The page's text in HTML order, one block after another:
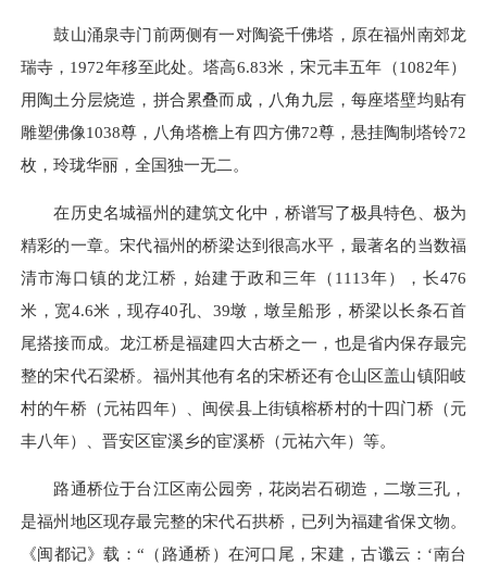
鼓山涌泉寺门前两侧有一对陶瓷千佛塔，原在福州南郊龙
瑞寺，1972年移至此处。塔高6.83米，宋元丰五年（1082年）
用陶土分层烧造，拼合累叠而成，八角九层，每座塔壁均贴有
雕塑佛像1038尊，八角塔檐上有四方佛72尊，悬挂陶制塔铃72
枚，玲珑华丽，全国独一无二。
在历史名城福州的建筑文化中，桥谱写了极具特色、极为
精彩的一章。宋代福州的桥梁达到很高水平，最著名的当数福
清市海口镇的龙江桥，始建于政和三年（1113年），长476
米，宽4.6米，现存40孔、39墩，墩呈船形，桥梁以长条石首
尾搭接而成。龙江桥是福建四大古桥之一，也是省内保存最完
整的宋代石梁桥。福州其他有名的宋桥还有仓山区盖山镇阳岐
村的午桥（元祐四年）、闽侯县上街镇榕桥村的十四门桥（元
丰八年）、晋安区宦溪乡的宦溪桥（元祐六年）等。
路通桥位于台江区南公园旁，花岗岩石砌造，二墩三孔，
是福州地区现存最完整的宋代石拱桥，已列为福建省保文物。
《闽都记》载：“（路通桥）在河口尾，宋建，古谶云：‘南台